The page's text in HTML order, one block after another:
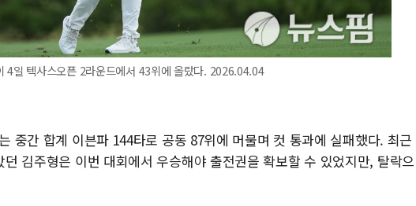
4일 텍사스오픈 2라운드에서 43위에 올랐다. 2026.04.04
중간 합계 이븐파 144타로 공동 87위에 머물며 컷 통과에 실패했다. 최근
김주형은 이번 대회에서 우승해야 출전권을 확보할 수 있었지만, 탈락으